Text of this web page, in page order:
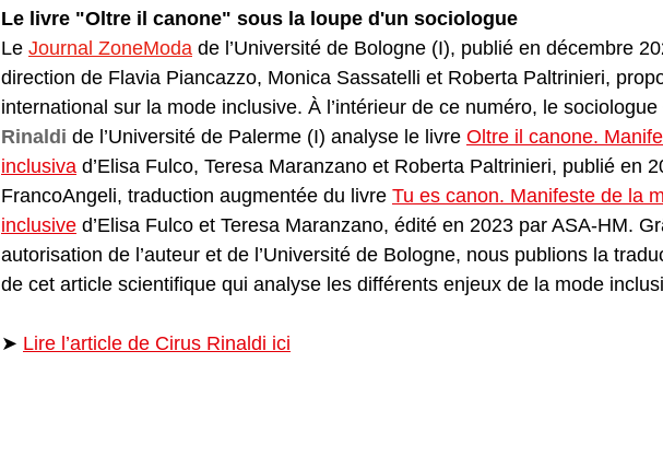
Le livre "Oltre il canone" sous la loupe d'un sociologue
Le Journal ZoneModa de l’Université de Bologne (I), publié en décembre
direction de Flavia Piancazzo, Monica Sassatelli et Roberta Paltrinieri,
international sur la mode inclusive. À l’intérieur de ce numéro, le sociologue
Rinaldi de l’Université de Palerme (I) analyse le livre Oltre il canone.
inclusiva d’Elisa Fulco, Teresa Maranzano et Roberta Paltrinieri, publié en
FrancoAngeli, traduction augmentée du livre Tu es canon. Manifeste de la
inclusive d’Elisa Fulco et Teresa Maranzano, édité en 2023 par ASA-HM.
autorisation de l’auteur et de l’Université de Bologne, nous publions la
de cet article scientifique qui analyse les différents enjeux de la mode
➤ Lire l’article de Cirus Rinaldi ici